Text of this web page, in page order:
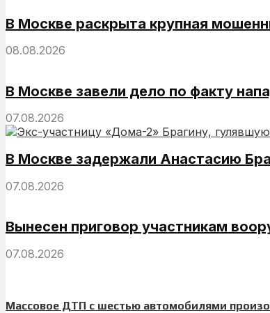
В Москве раскрыта крупная
08.08.2026
В Москве завели дело по факту
07.08.2026
В Москве задержали Анастасию
07.08.2026
Вынесен приговор участникам
07.08.2026
Массовое ДТП с шестью автомобилями